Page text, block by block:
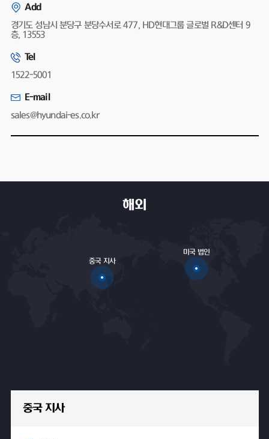
Add
경기도 성남시 분당구 분당수서로 477, HD현대그룹 글로벌 R&D센터 9
층, 13553
Tel
1522-5001
E-mail
sales@hyundai-es.co.kr
중국 지사
미국 법인
해외
중국 지사